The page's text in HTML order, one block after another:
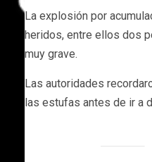
La explosión por
heridos, entre ellos dos
muy grave.
Las autoridades
las estufas antes de ir a